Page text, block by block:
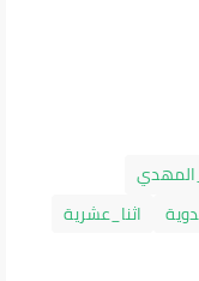
اثنا_عشرية